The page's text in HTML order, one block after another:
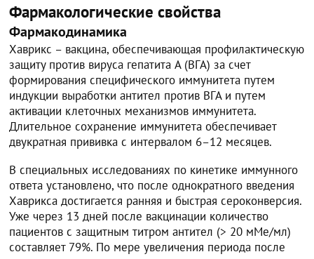
Фармакологические свойства
Фармакодинамика
Хаврикс – вакцина, обеспечивающая профилактическую
защиту против вируса гепатита A (ВГА) за счет
формирования специфического иммунитета путем
индукции выработки антител против ВГА и путем
активации клеточных механизмов иммунитета.
Длительное сохранение иммунитета обеспечивает
двукратная прививка с интервалом 6–12 месяцев.
В специальных исследованиях по кинетике иммунного
ответа установлено, что после однократного введения
Хаврикса достигается ранняя и быстрая сероконверсия.
Уже через 13 дней после вакцинации количество
пациентов с защитным титром антител (> 20 мМе/мл)
составляет 79%. По мере увеличения периода после